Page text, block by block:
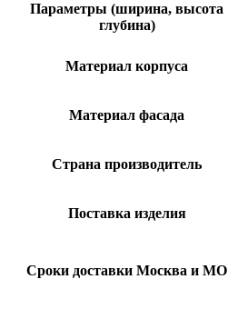
Параметры (ширина, высота
глубина)
Материал корпуса
Материал фасада
Страна производитель
Поставка изделия
Сроки доставки Москва и МО